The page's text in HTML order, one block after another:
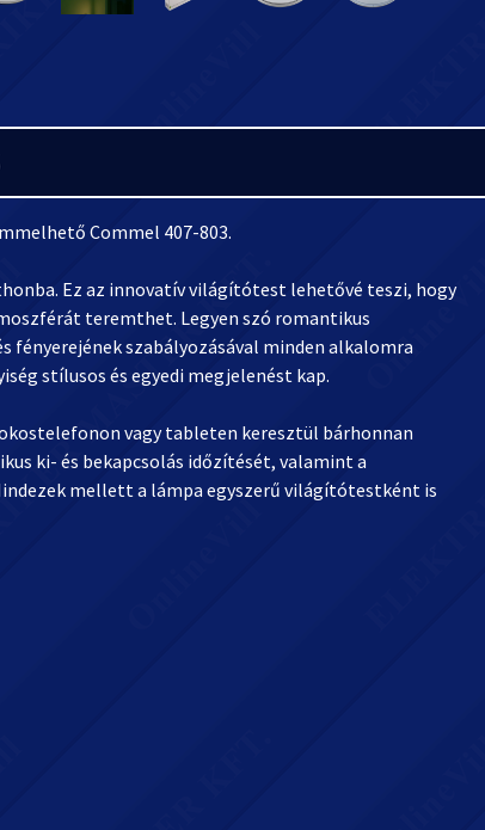
Commel 407-803.
Ez az innovatív világítótest lehetővé teszi, hogy
teremthet. Legyen szó romantikus
fényerejének szabályozásával minden alkalomra
stílusos és egyedi megjelenést kap.
vagy tableten keresztül bárhonnan
ki- és bekapcsolás időzítését, valamint a
mellett a lámpa egyszerű világítótestként is